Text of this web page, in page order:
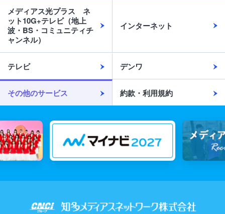
メディアス光プラス ネ
ット10G+テレビ（地上
波・BS・コミュニティチ
ャンネル）
インターネット
テレビ デンワ
その他のサービス 約款・利用規約